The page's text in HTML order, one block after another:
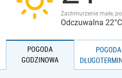
Zachmurzenie małe,
Odczuwalna 22°C
POGODA
GODZINOWA
POGODA